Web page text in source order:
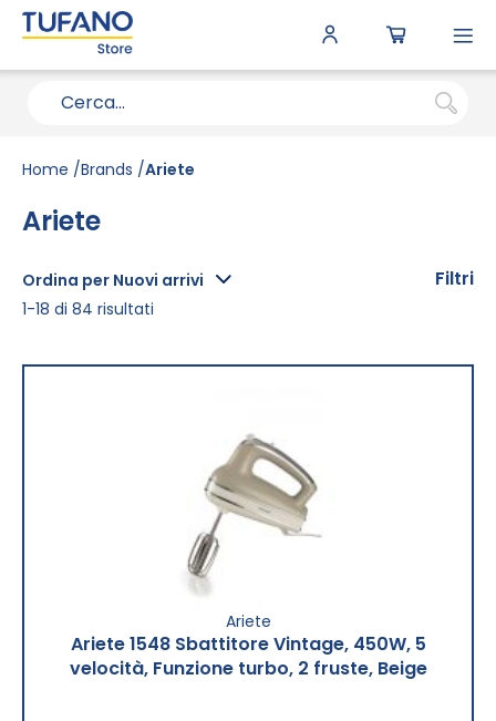
Home Brands Ariete
Ariete
Ordina per Nuovi arrivi
1-18 di 84 risultati
Ariete
Ariete 1548 Sbattitore Vintage, 450W, 5
velocità, Funzione turbo, 2 fruste, Beige
Filtri